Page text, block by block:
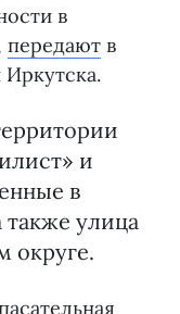
в
передают в
и
в
улица
округе.